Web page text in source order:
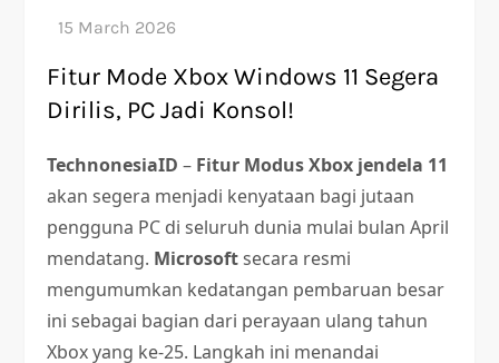
Fitur Mode Xbox Windows 11 Segera
Dirilis, PC Jadi Konsol!
TechnonesiaID – Fitur Modus Xbox jendela 11
akan segera menjadi kenyataan bagi jutaan
pengguna PC di seluruh dunia mulai bulan April
mendatang. Microsoftsecara resmi
mengumumkan kedatangan pembaruan besar
ini sebagai bagian dari perayaan ulang tahun
Xbox yang ke-25. Langkah ini menandai